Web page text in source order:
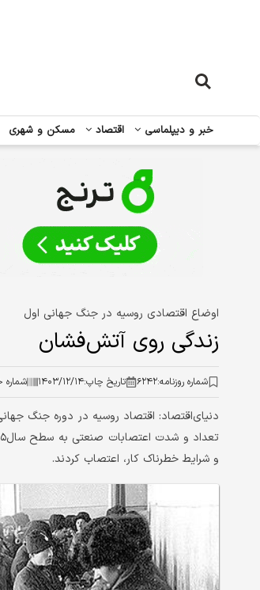
خبر و دیپلماسی اقتصاد مسکن و شهری
اوضاع اقتصادی روسیه در جنگ جهانی اول
زندگی روی آتش‌فشان
شماره روزنامه:۶۲۴۲ تاریخ چاپ:۱۴۰۳/۱۲/۱۴ شماره
و شرایط خطرناک کار، اعتصاب کردند.